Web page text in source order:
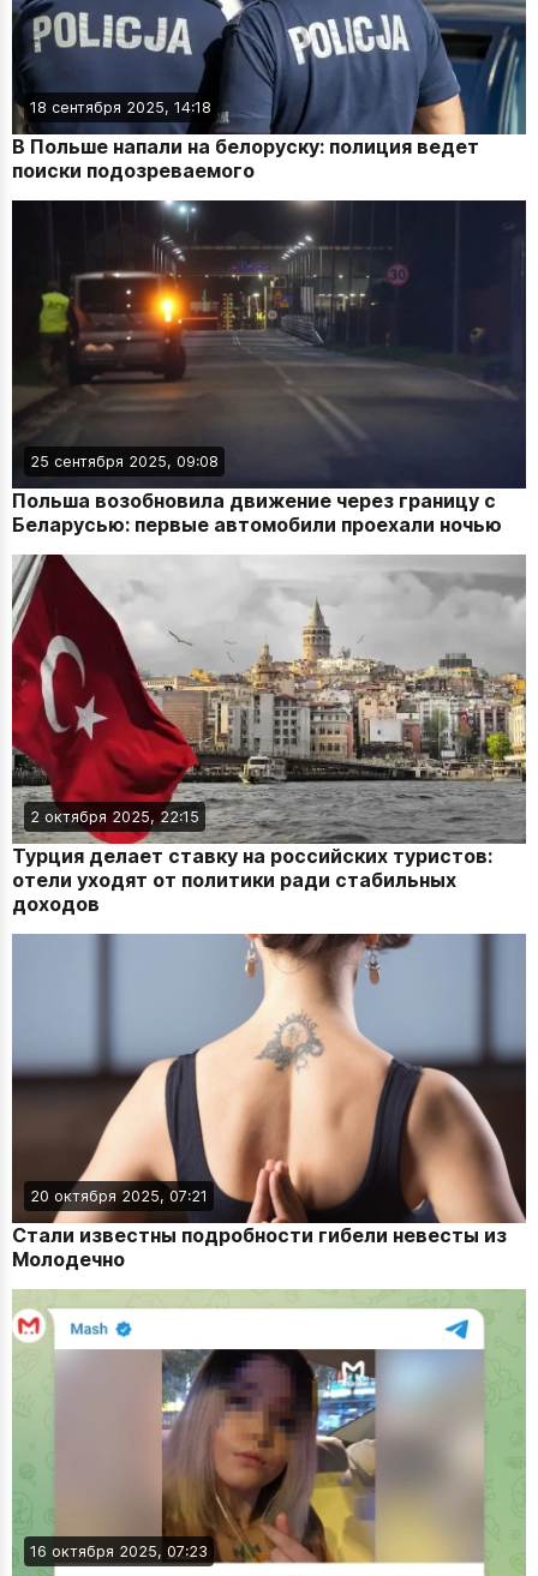
18 сентября 2025, 14:18
В Польше напали на белоруску: полиция ведет
поиски подозреваемого
25 сентября 2025, 09:08
Польша возобновила движение через границу с
Беларусью: первые автомобили проехали ночью
2 октября 2025, 22:15
Турция делает ставку на российских туристов:
отели уходят от политики ради стабильных
доходов
20 октября 2025, 07:21
Стали известны подробности гибели невесты из
Молодечно
16 октября 2025, 07:23